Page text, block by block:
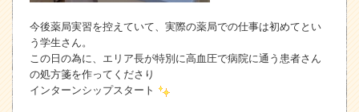
今後薬局実習を控えていて、実際の薬局での仕事は初めてとい
う学生さん。
この日の為に、エリア長が特別に高血圧で病院に通う患者さん
の処方箋を作ってくださり
インターンシップスタート